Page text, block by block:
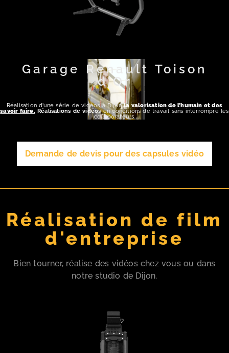
Garage Renault Toison
d'Or
Réalisation d’une série de vidéos à Dijonla valorisation de l’humain et des
savoir faire. Réalisations de vidéosen conditions de travail sans interrompre les
collaborateurs.
Demande de devis pour des capsules vidéo
Réalisation de film
d'entreprise
Bien tourner, réalise des vidéos chez vous ou dans
notre studio de Dijon.